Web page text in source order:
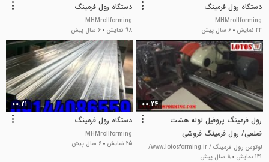
دستگاه رول فرمینگ
MHMrollforming
44 نمایش
6 سال پیش
دستگاه رول فرمینگ
MHMrollforming
98 نمایش
6 سال پیش
00:24
رول فرمینگ پروفیل لوله هشت
ضلعی/ رول فرمینگ فروشی
لوتوس رول فرمینگ / www.lotosforming.ir/
141 نمایش
8 سال پیش
00:21
دستگاه رول فرمینگ
MHMrollforming
25 نمایش
6 سال پیش